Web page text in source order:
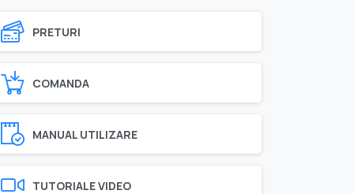
PRETURI
COMANDA
MANUAL UTILIZARE
TUTORIALE VIDEO